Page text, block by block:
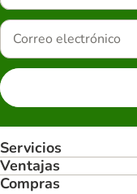
Servicios
Ventajas
Compras